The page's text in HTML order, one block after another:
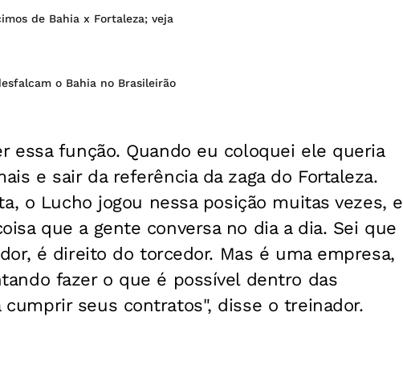
de Bahia x Fortaleza; veja
o Bahia no Brasileirão
essa função. Quando eu coloquei ele queria
e sair da referência da zaga do Fortaleza.
o Lucho jogou nessa posição muitas vezes, e
que a gente conversa no dia a dia. Sei que
é direito do torcedor. Mas é uma empresa,
fazer o que é possível dentro das
seus contratos", disse o treinador.